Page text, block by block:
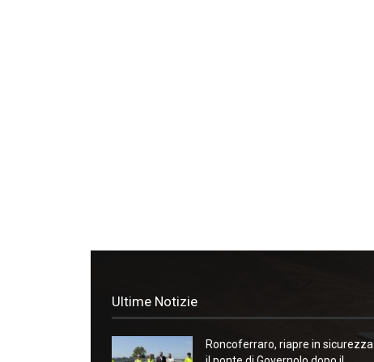
Ultime Notizie
Roncoferraro, riapre in sicurezza